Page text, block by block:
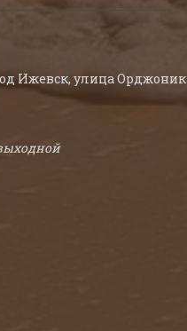
Ижевск, улица